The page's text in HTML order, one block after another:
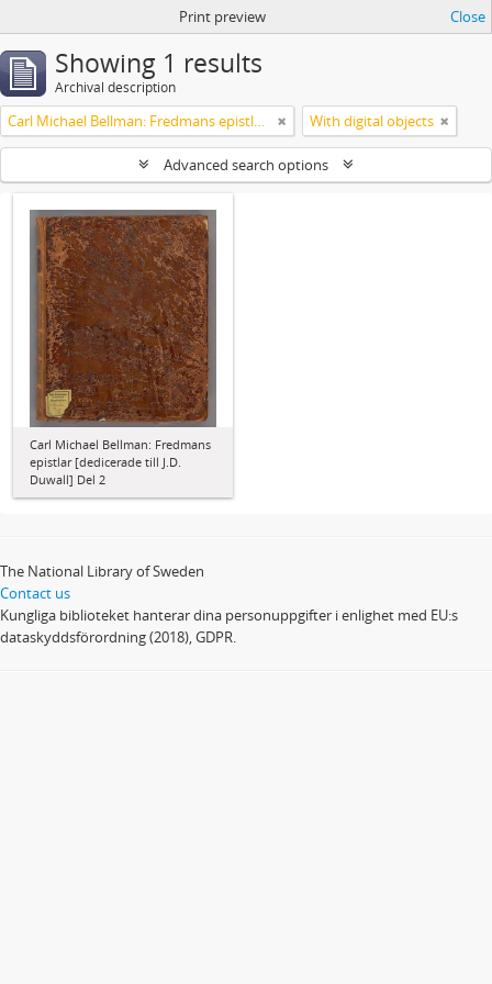
Print preview Close
Showing 1 results
Archival description
Carl Michael Bellman: Fredmans epistlar [dedicerade till J.D. Duwall] Del 2 With digital objects
Advanced search options
Carl Michael Bellman: Fredmans
epistlar [dedicerade till J.D.
Duwall] Del 2
The National Library of Sweden
Contact us
Kungliga biblioteket hanterar dina personuppgifter i enlighet med EU:s
dataskyddsförordning (2018), GDPR.